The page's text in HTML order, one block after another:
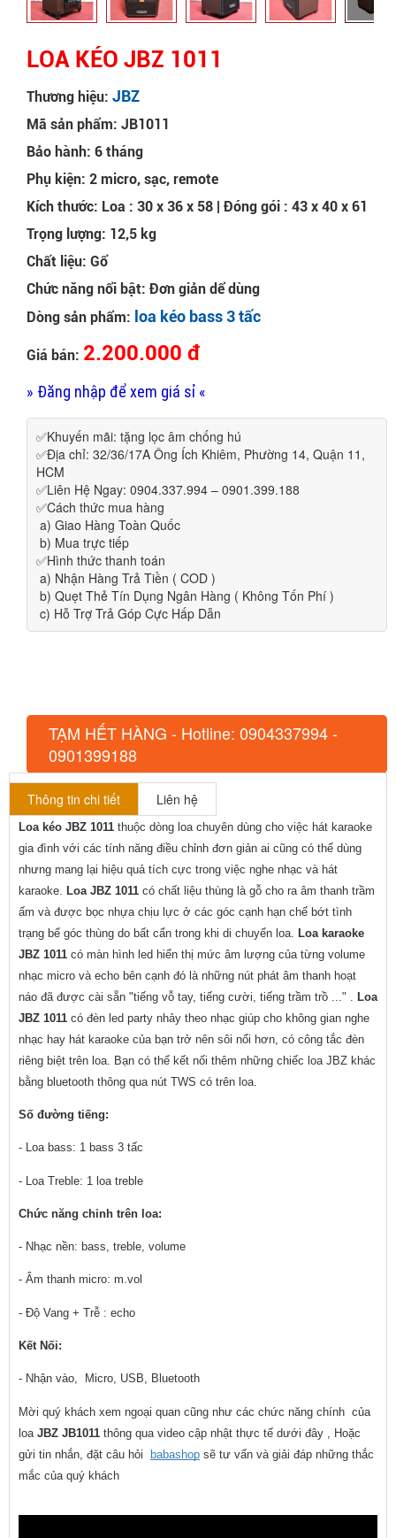
LOA KÉO JBZ 1011
Thương hiệu: JBZ
Mã sản phẩm: JB1011
Bảo hành: 6 tháng
Phụ kiện: 2 micro, sạc, remote
Kích thước: Loa : 30 x 36 x 58 | Đóng gói : 43 x 40 x 61
Trọng lượng: 12,5 kg
Chất liệu: Gổ
Chức năng nổi bật: Đơn giản dể dùng
Dòng sản phẩm: loa kéo bass 3 tấc
Giá bán: 2.200.000 đ
» Đăng nhập để xem giá sỉ «
✅Khuyến mãi: tặng lọc âm chống hú
✅Địa chỉ: 32/36/17A Ông Ích Khiêm, Phường 14, Quận 11,
HCM
✅Liên Hệ Ngay: 0904.337.994 – 0901.399.188
✅Cách thức mua hàng
a) Giao Hàng Toàn Quốc
b) Mua trực tiếp
✅Hình thức thanh toán
a) Nhận Hàng Trả Tiền ( COD )
b) Quẹt Thẻ Tín Dụng Ngân Hàng ( Không Tốn Phí )
c) Hỗ Trợ Trả Góp Cực Hấp Dẫn
TẠM HẾT HÀNG - Hotline: 0904337994 -
0901399188
Thông tin chi tiết Liên hệ
Loa kéo JBZ 1011 thuộc dòng loa chuyên dùng cho việc hát karaoke
gia đình với các tính năng điều chỉnh đơn giản ai cũng có thể dùng
nhưng mang lại hiệu quả tích cực trong việc nghe nhạc và hát
karaoke. Loa JBZ 1011 có chất liệu thùng là gỗ cho ra âm thanh trầm
ấm và được bọc nhựa chịu lực ở các góc cạnh hạn chế bớt tình
trạng bể góc thùng do bất cẩn trong khi di chuyển loa. Loa karaoke
JBZ 1011 có màn hình led hiển thị mức âm lượng của từng volume
nhạc micro và echo bên cạnh đó là những nút phát âm thanh hoạt
náo đã được cài sẵn "tiếng vỗ tay, tiếng cười, tiếng trầm trồ ..." . Loa
JBZ 1011 có đèn led party nhảy theo nhạc giúp cho không gian nghe
nhạc hay hát karaoke của bạn trở nên sôi nổi hơn, có công tắc đèn
riêng biệt trên loa. Bạn có thể kết nối thêm những chiếc loa JBZ khác
bằng bluetooth thông qua nút TWS có trên loa.
Số đường tiếng:
- Loa bass: 1 bass 3 tấc
- Loa Treble: 1 loa treble
Chức năng chỉnh trên loa:
- Nhạc nền: bass, treble, volume
- Âm thanh micro: m.vol
- Độ Vang + Trễ : echo
Kết Nối:
- Nhận vào,  Micro, USB, Bluetooth
Mời quý khách xem ngoại quan cũng như các chức năng chính  của
loa JBZ JB1011 thông qua video cập nhật thực tế dưới đây , Hoặc
gửi tin nhắn, đặt câu hỏi
babashop sẽ tư vấn và giải đáp những thắc
mắc của quý khách